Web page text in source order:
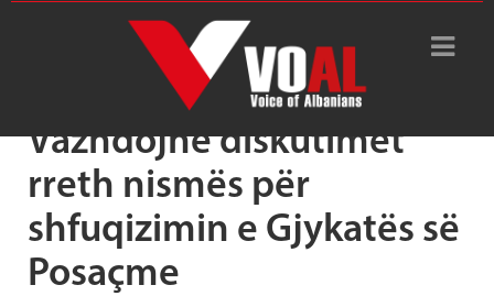
Tag Archive: diplomatët
Vazhdojnë diskutimet
rreth nismës për
shfuqizimin e Gjykatës së
Posaçme